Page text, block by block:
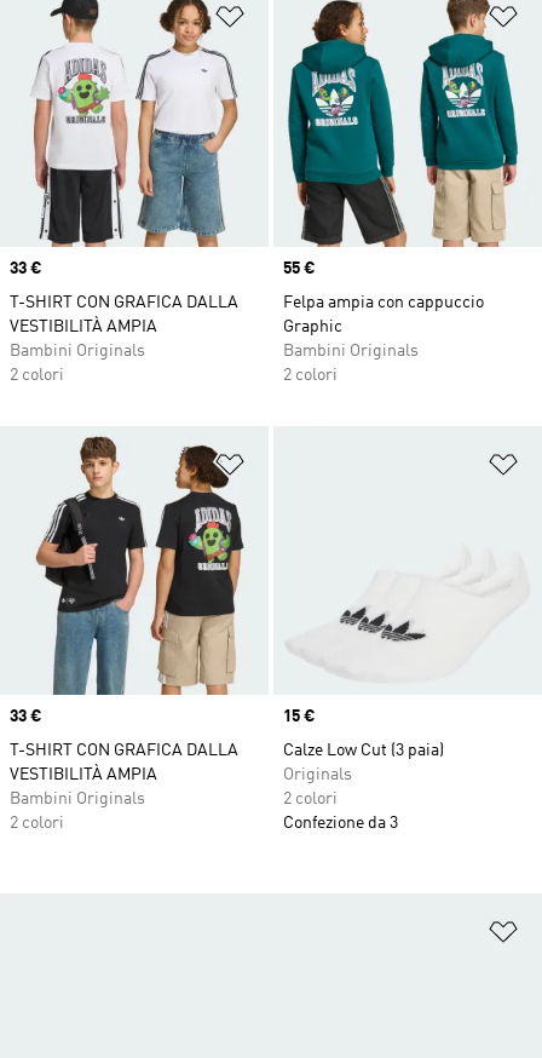
Aggiungi alla lista dei desideri
Price
33 €
T-SHIRT CON GRAFICA DALLA
VESTIBILITÀ AMPIA
Bambini Originals
2 colori
Price
55 €
Felpa ampia con cappuccio
Graphic
Bambini Originals
2 colori
Aggiungi alla lista dei desideri
Price
33 €
T-SHIRT CON GRAFICA DALLA
VESTIBILITÀ AMPIA
Bambini Originals
2 colori
Price
15 €
Calze Low Cut (3 paia)
Originals
2 colori
Confezione da 3